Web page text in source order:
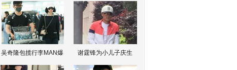
吴奇隆包揽行李MAN爆 谢霆锋为小儿子庆生